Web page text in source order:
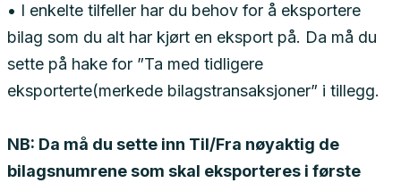
• I enkelte tilfeller har du behov for å eksportere
bilag som du alt har kjørt en eksport på. Da må du
sette på hake for ”Ta med tidligere
eksporterte(merkede bilagstransaksjoner” i tillegg.
NB: Da må du sette inn Til/Fra nøyaktig de
bilagsnumrene som skal eksporteres i første